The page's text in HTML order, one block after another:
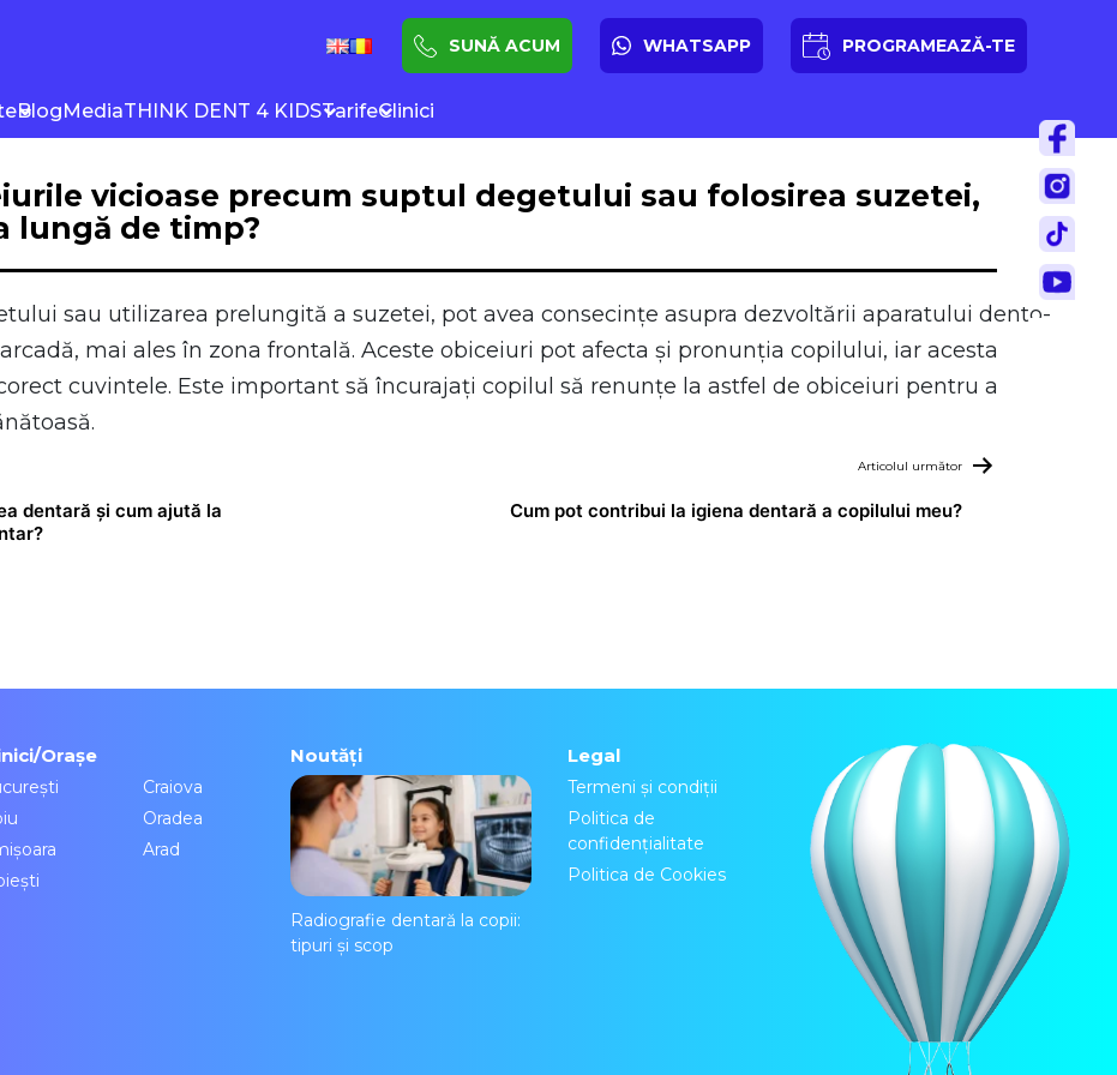
SUNĂ ACUM WHATSAPP PROGRAMEAZĂ-TE
BlogMediaTHINK DENT 4 KIDSTarifeClinici
vicioase precum suptul degetului sau folosirea suzetei,
lungă de timp?
sau utilizarea prelungită a suzetei, pot avea consecințe asupra dezvoltării aparatului dento-
mai ales în zona frontală. Aceste obiceiuri pot afecta și pronunția copilului, iar acesta
cuvintele. Este important să încurajați copilul să renunțe la astfel de obiceiuri pentru a
dentară și cum ajută la
Articolul următor
Cum pot contribui la igiena dentară a copilului meu?
Orașe
Craiova
Oradea
Arad
Noutăți
Radiografie dentară la copii:
tipuri și scop
Legal
Termeni și condiții
Politica de
confidențialitate
Politica de Cookies